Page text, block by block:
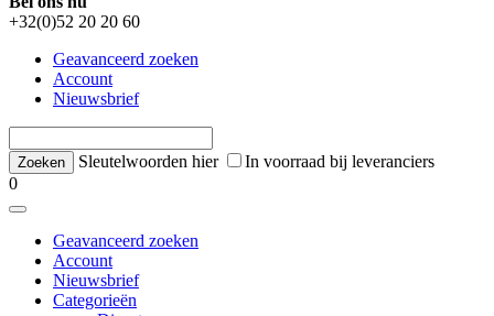
+32(0)52 20 20 60
Geavanceerd zoeken
Account
Nieuwsbrief
Sleutelwoorden hier
In voorraad bij leveranciers
0
Geavanceerd zoeken
Account
Nieuwsbrief
Categorieën